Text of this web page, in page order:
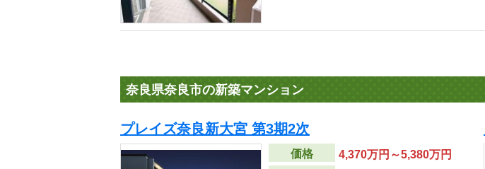
奈良県奈良市の新築マンション
プレイズ奈良新大宮 第3期2次
価格 4,370万円～5,380万円